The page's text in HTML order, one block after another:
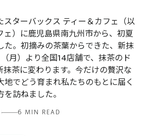
スターバックス ティー＆カフェ（以
ェ）に鹿児島県南九州市から、初夏
た。初摘みの茶葉からできた、新抹
月）より全国14店舗で、抹茶のド
抹茶に変わります。今だけの贅沢な
地でどう育まれ私たちのもとに届く
を訪ねました。
6 MIN READ